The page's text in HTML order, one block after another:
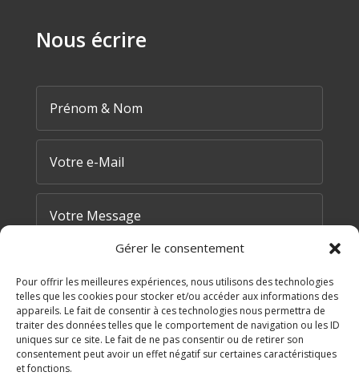
Gérer le consentement
Pour offrir les meilleures expériences, nous utilisons des technologies
telles que les cookies pour stocker et/ou accéder aux informations des
appareils. Le fait de consentir à ces technologies nous permettra de
traiter des données telles que le comportement de navigation ou les ID
uniques sur ce site. Le fait de ne pas consentir ou de retirer son
consentement peut avoir un effet négatif sur certaines caractéristiques
et fonctions.
Nous écrire
9 + 1= ENVOYER MA DEMANDE